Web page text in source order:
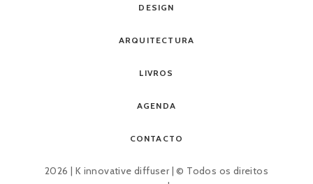
DESIGN
ARQUITECTURA
LIVROS
AGENDA
CONTACTO
2026 | K innovative diffuser | © Todos os direitos